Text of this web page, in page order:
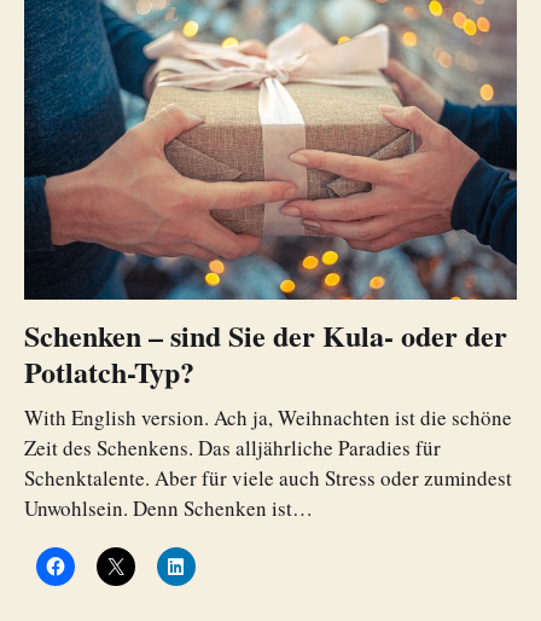
Schenken – sind Sie der Kula- oder der
Potlatch-Typ?
With English version. Ach ja, Weihnachten ist die schöne
Zeit des Schenkens. Das alljährliche Paradies für
Schenktalente. Aber für viele auch Stress oder zumindest
Unwohlsein. Denn Schenken ist…